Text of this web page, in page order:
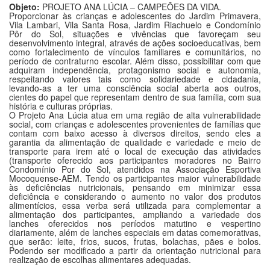
Objeto: PROJETO ANA LÚCIA – CAMPEÕES DA VIDA.
Proporcionar às crianças e adolescentes do Jardim Primavera,
Vila Lambari, Vila Santa Rosa, Jardim Riachuelo e Condomínio
Pôr do Sol, situações e vivências que favoreçam seu
desenvolvimento integral, através de ações socioeducativas, bem
como fortalecimento de vínculos familiares e comunitários, no
período de contraturno escolar. Além disso, possibilitar com que
adquiram independência, protagonismo social e autonomia,
respeitando valores tais como solidariedade e cidadania,
levando-as a ter uma consciência social aberta aos outros,
cientes do papel que representam dentro de sua família, com sua
história e culturas próprias.
O Projeto Ana Lúcia atua em uma região de alta vulnerabilidade
social, com crianças e adolescentes provenientes de famílias que
contam com baixo acesso à diversos direitos, sendo eles a
garantia da alimentação de qualidade e variedade e meio de
transporte para irem até o local de execução das atividades
(transporte oferecido aos participantes moradores no Bairro
Condomínio Por do Sol, atendidos na Associação Esportiva
Mocoquense-AEM. Tendo os participantes maior vulnerabilidade
às deficiências nutricionais, pensando em minimizar essa
deficiência e considerando o aumento no valor dos produtos
alimentícios, essa verba será utilizada para complementar a
alimentação dos participantes, ampliando a variedade dos
lanches oferecidos nos períodos matutino e vespertino
diariamente, além de lanches especiais em datas comemorativas,
que serão: leite, frios, sucos, frutas, bolachas, pães e bolos.
Podendo ser modificado a partir da orientação nutricional para
realização de escolhas alimentares adequadas.